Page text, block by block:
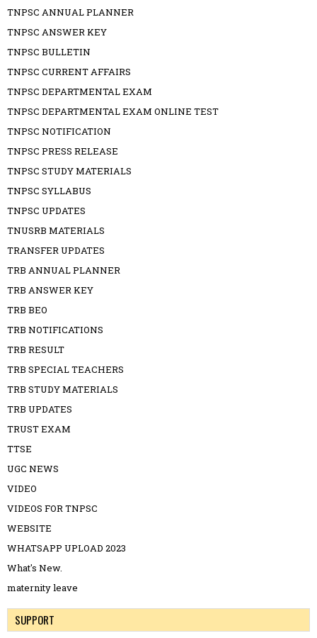
TNPSC ANNUAL PLANNER
TNPSC ANSWER KEY
TNPSC BULLETIN
TNPSC CURRENT AFFAIRS
TNPSC DEPARTMENTAL EXAM
TNPSC DEPARTMENTAL EXAM ONLINE TEST
TNPSC NOTIFICATION
TNPSC PRESS RELEASE
TNPSC STUDY MATERIALS
TNPSC SYLLABUS
TNPSC UPDATES
TNUSRB MATERIALS
TRANSFER UPDATES
TRB ANNUAL PLANNER
TRB ANSWER KEY
TRB BEO
TRB NOTIFICATIONS
TRB RESULT
TRB SPECIAL TEACHERS
TRB STUDY MATERIALS
TRB UPDATES
TRUST EXAM
TTSE
UGC NEWS
VIDEO
VIDEOS FOR TNPSC
WEBSITE
WHATSAPP UPLOAD 2023
What's New.
maternity leave
SUPPORT